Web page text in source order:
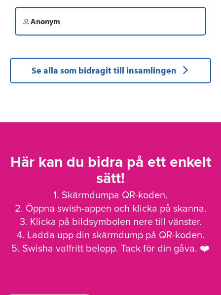
Anonym
Se alla som bidragit till insamlingen
Här kan du bidra på ett enkelt
sätt!
1. Skärmdumpa QR-koden.
2. Öppna swish-appen och klicka på skanna.
3. Klicka på bildsymbolen nere till vänster.
4. Ladda upp din skärmdump på QR-koden.
5. Swisha valfritt belopp. Tack för din gåva. ❤️